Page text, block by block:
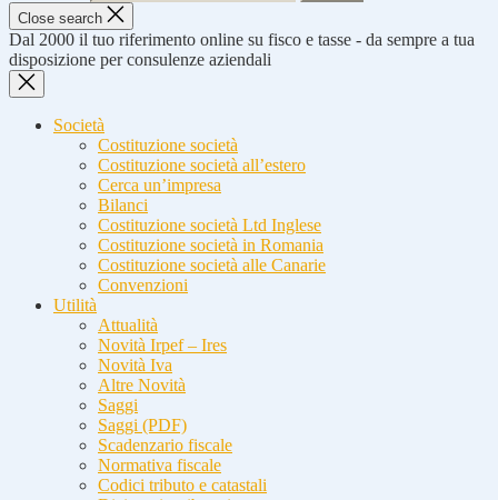
Close search
Dal 2000 il tuo riferimento online su fisco e tasse - da sempre a tua
disposizione per consulenze aziendali
Società
Costituzione società
Costituzione società all’estero
Cerca un’impresa
Bilanci
Costituzione società Ltd Inglese
Costituzione società in Romania
Costituzione società alle Canarie
Convenzioni
Utilità
Attualità
Novità Irpef – Ires
Novità Iva
Altre Novità
Saggi
Saggi (PDF)
Scadenzario fiscale
Normativa fiscale
Codici tributo e catastali